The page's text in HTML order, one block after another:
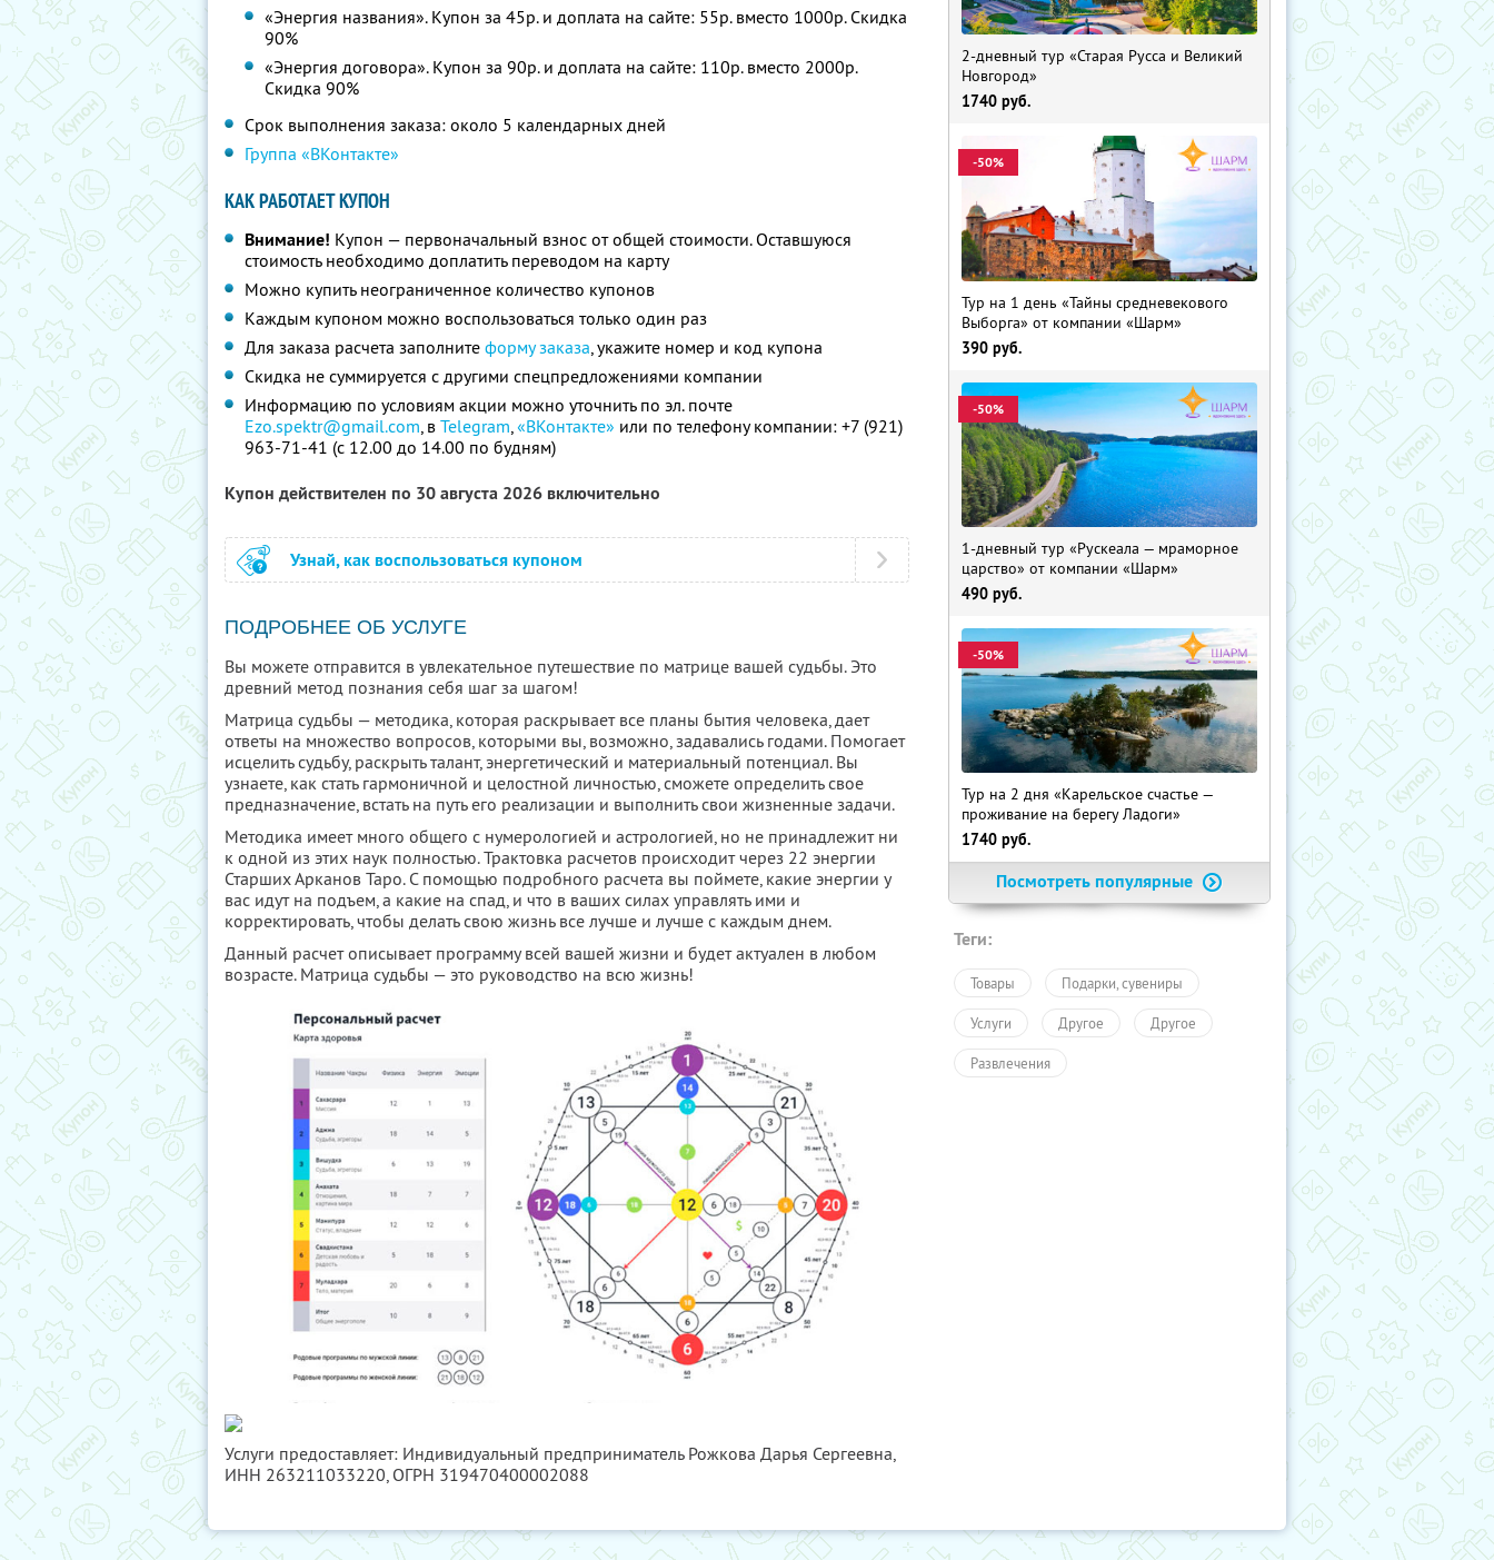
«Энергия названия». Купон за 45р. и доплата на сайте: 55р. вместо 1000р. Скидка
90%
«Энергия договора». Купон за 90р. и доплата на сайте: 110р. вместо 2000р.
Скидка 90%
Срок выполнения заказа: около 5 календарных дней
Группа «ВКонтакте»
КАК РАБОТАЕТ КУПОН
Внимание! Купон — первоначальный взнос от общей стоимости. Оставшуюся
стоимость необходимо доплатить переводом на карту
Можно купить неограниченное количество купонов
Каждым купоном можно воспользоваться только один раз
Для заказа расчета заполните форму заказа, укажите номер и код купона
Скидка не суммируется с другими спецпредложениями компании
Информацию по условиям акции можно уточнить по эл. почте
Ezo.spektr@gmail.com, в Telegram,«ВКонтакте» или по телефону компании: +7 (921)
963-71-41 (с 12.00 до 14.00 по будням)
Купон действителен по 30 августа 2026 включительно
Узнай, как воспользоваться купоном
ПОДРОБНЕЕ ОБ УСЛУГЕ
Вы можете отправится в увлекательное путешествие по матрице вашей судьбы. Это
древний метод познания себя шаг за шагом!
Матрица судьбы — методика, которая раскрывает все планы бытия человека, дает
ответы на множество вопросов, которыми вы, возможно, задавались годами. Помогает
исцелить судьбу, раскрыть талант, энергетический и материальный потенциал. Вы
узнаете, как стать гармоничной и целостной личностью, сможете определить свое
предназначение, встать на путь его реализации и выполнить свои жизненные задачи.
Методика имеет много общего с нумерологией и астрологией, но не принадлежит ни
к одной из этих наук полностью. Трактовка расчетов происходит через 22 энергии
Старших Арканов Таро. С помощью подробного расчета вы поймете, какие энергии у
вас идут на подъем, а какие на спад, и что в ваших силах управлять ими и
корректировать, чтобы делать свою жизнь все лучше и лучше с каждым днем.
Данный расчет описывает программу всей вашей жизни и будет актуален в любом
возрасте. Матрица судьбы — это руководство на всю жизнь!
Услуги предоставляет: Индивидуальный предприниматель Рожкова Дарья Сергеевна,
ИНН 263211033220, ОГРН 319470400002088
2-дневный тур «Старая Русса и Великий
Новгород»
1740 руб.
-50%
Тур на 1 день «Тайны средневекового
Выборга» от компании «Шарм»
390 руб.
-50%
1-дневный тур «Рускеала — мраморное
царство» от компании «Шарм»
490 руб.
-50%
Тур на 2 дня «Карельское счастье —
проживание на берегу Ладоги»
1740 руб.
Посмотреть популярные
Теги:
Товары Подарки, сувениры
Услуги Другое Другое
Развлечения